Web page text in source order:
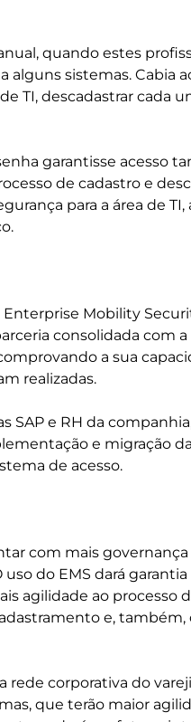
quando estes
alguns sistemas. Cabia
TI, descadastrar cada
garantisse acesso
de cadastro e
para a área de TI,
Mobility
consolidada com
a sua
realizadas.
SAP e RH da
e migração
de acesso.
com mais governança
do EMS dará garantia
agilidade ao processo
e, também,
rede corporativa do
que terão maior